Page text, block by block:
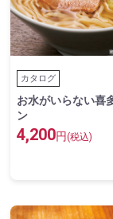
カタログ
お水がいらない喜
ン
4,200円 (税込)